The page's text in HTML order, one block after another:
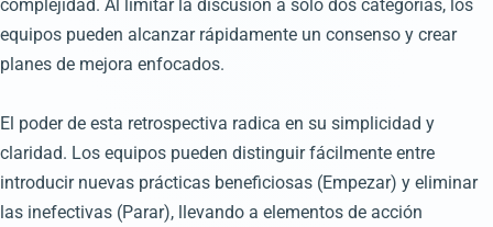
complejidad. Al limitar la discusión a solo dos categorías, los
equipos pueden alcanzar rápidamente un consenso y crear
planes de mejora enfocados.
El poder de esta retrospectiva radica en su simplicidad y
claridad. Los equipos pueden distinguir fácilmente entre
introducir nuevas prácticas beneficiosas (Empezar) y eliminar
las inefectivas (Parar), llevando a elementos de acción